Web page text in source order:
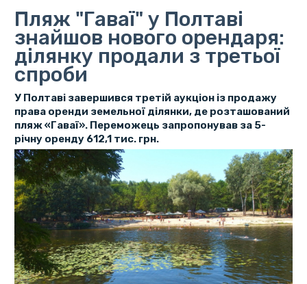
Пляж "Гаваї" у Полтаві
знайшов нового орендаря:
ділянку продали з третьої
спроби
У Полтаві завершився третій аукціон із продажу
права оренди земельної ділянки, де розташований
пляж «Гаваї». Переможець запропонував за 5-
річну оренду 612,1 тис. грн.